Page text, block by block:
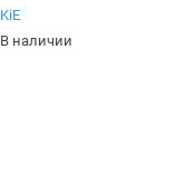
KiE
В наличии